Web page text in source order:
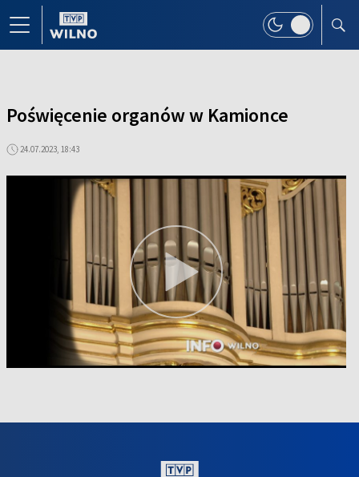
Poświęcenie organów w Kamionce
24.07.2023, 18:43